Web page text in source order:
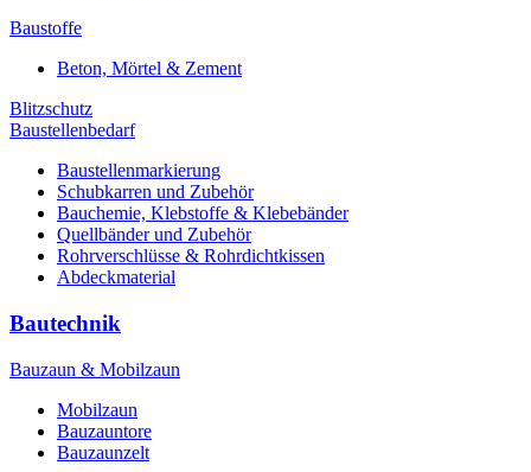
Baustoffe
Beton, Mörtel & Zement
Blitzschutz
Baustellenbedarf
Baustellenmarkierung
Schubkarren und Zubehör
Bauchemie, Klebstoffe & Klebebänder
Quellbänder und Zubehör
Rohrverschlüsse & Rohrdichtkissen
Abdeckmaterial
Bautechnik
Bauzaun & Mobilzaun
Mobilzaun
Bauzauntore
Bauzaunzelt